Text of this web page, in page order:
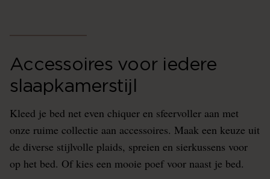
Accessoires voor iedere
slaapkamerstijl
Kleed je bed net even chiquer en sfeervoller aan met
onze ruime collectie aan accessoires. Maak een keuze uit
de diverse stijlvolle plaids, spreien en sierkussens voor
op het bed. Of kies een mooie poef voor naast je bed.